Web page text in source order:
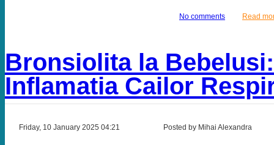
No comments Read
Bronsiolita la
Inflamatia Cailor
Friday, 10 January 2025 04:21 Posted by Mihai Alexandra